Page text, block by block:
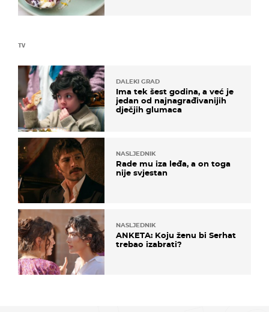
TV
DALEKI GRAD
Ima tek šest godina, a već je
jedan od najnagrađivanijih
dječjih glumaca
NASLJEDNIK
Rade mu iza leđa, a on toga
nije svjestan
NASLJEDNIK
ANKETA: Koju ženu bi Serhat
trebao izabrati?